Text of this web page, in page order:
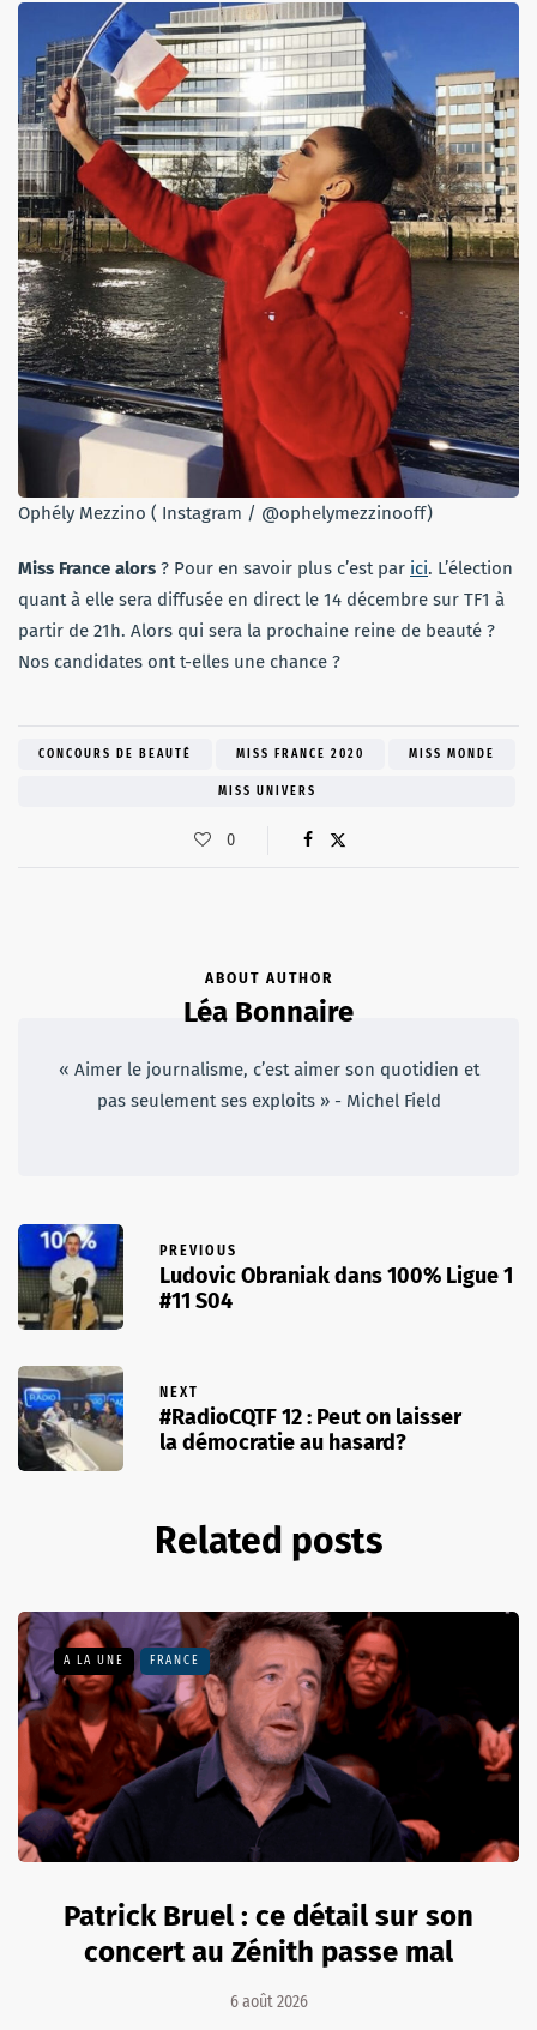
Ophély Mezzino ( Instagram / @ophelymezzinooff)
Miss France alors ? Pour en savoir plus c’est par ici. L’élection
quant à elle sera diffusée en direct le 14 décembre sur TF1 à
partir de 21h. Alors qui sera la prochaine reine de beauté ?
Nos candidates ont t-elles une chance ?
CONCOURS DE BEAUTÉ MISS FRANCE 2020 MISS MONDE
MISS UNIVERS
0
ABOUT AUTHOR
Léa Bonnaire
« Aimer le journalisme, c’est aimer son quotidien et
pas seulement ses exploits » - Michel Field
PREVIOUS
Ludovic Obraniak dans 100% Ligue 1
#11 S04
NEXT
#RadioCQTF 12 : Peut on laisser
la démocratie au hasard?
Related posts
A LA UNE FRANCE
Patrick Bruel : ce détail sur son
concert au Zénith passe mal
6 août 2026